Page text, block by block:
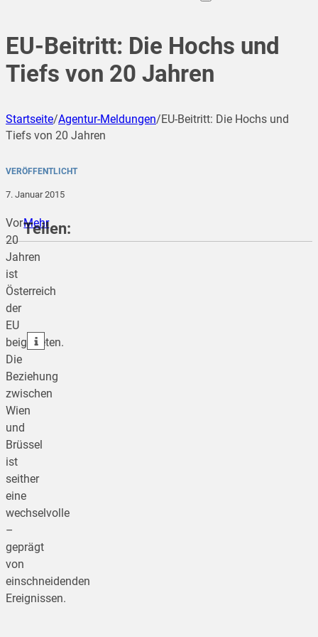
EU-Beitritt: Die Hochs und
Tiefs von 20 Jahren
Startseite/Agentur-Meldungen/EU-Beitritt: Die Hochs und
Tiefs von 20 Jahren
VERÖFFENTLICHT
7. Januar 2015
Vor
20
Jahren
ist
Österreich
der
EU
beigetreten.
Die
Beziehung
zwischen
Wien
und
Brüssel
ist
seither
eine
wechselvolle
–
geprägt
von
einschneidenden
Ereignissen.
Mehr
Teilen:
teilen
teilen